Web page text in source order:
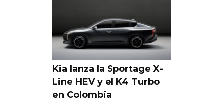
Kia lanza la Sportage X-
Line HEV y el K4 Turbo
en Colombia